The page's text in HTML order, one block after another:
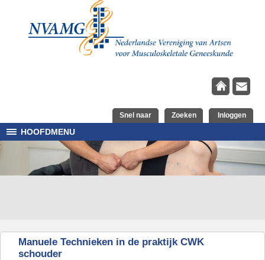
Overslaan en naar de inhoud gaan
Snel naar Zoeken Inloggen
HOOFDMENU
Manuele Technieken in de praktijk CWK
schouder